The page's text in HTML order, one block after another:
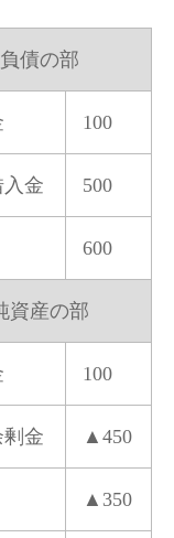
負債の部
100
金 500
600
資産の部
100
金 ▲450
▲350